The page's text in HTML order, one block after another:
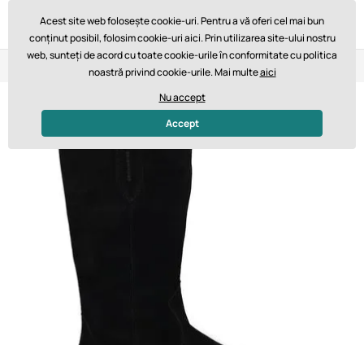
Retur în 14 zile Livrare rapidă de la 747,61 lei GRATUIT
Acest site web folosește cookie-uri. Pentru a vă oferi cel mai bun
conținut posibil, folosim cookie-uri aici. Prin utilizarea site-ului nostru
web, sunteți de acord cu toate cookie-urile în conformitate cu politica
noastră privind cookie-urile. Mai multeaici
Nu accept
Accept